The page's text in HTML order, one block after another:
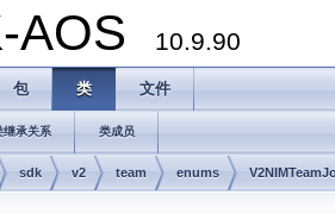
AOS 10.9.90
包 类 文件
继承关系 类成员
sdk v2 team enums